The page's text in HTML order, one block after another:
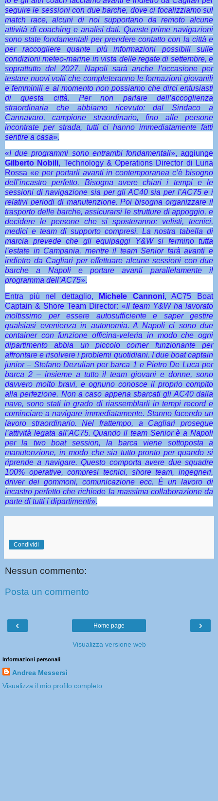
seguire le sessioni con due barche, dove ci focalizziamo sul
match race, alcuni di noi supportano da remoto alcune
attività di coaching e analisi dati. Queste prime navigazioni
sono state fondamentali per prendere contatto con la città e
per raccogliere quante più informazioni possibili sulle
condizioni meteo-marine in vista delle regate di settembre, e
soprattutto del 2027. Napoli sarà anche l’occasione per
testare nuovi volti che completeranno le formazioni giovanili
e femminili e al momento non possiamo che dirci entusiasti
di questa città. Per non parlare dell’accoglienza
straordinaria che abbiamo ricevuto: dal Sindaco a
Cannavaro, campione straordinario, fino alle persone
incontrate per strada, tutti ci hanno immediatamente fatti
sentire a casa».
«I due programmi sono entrambi fondamentali», aggiunge
Gilberto Nobili, Technology & Operations Director di Luna
Rossa «e per portarli avanti in contemporanea c’è bisogno
dell’incastro perfetto. Bisogna avere chiari i tempi e le
sessioni di navigazione sia per gli AC40 sia per l’AC75 e i
relativi periodi di manutenzione. Poi bisogna organizzare il
trasporto delle barche, assicurarsi le strutture di appoggio, e
decidere le persone che si sposteranno: velisti, tecnici,
medici e team di supporto compresi. La nostra tabella di
marcia prevede che gli equipaggi Y&W si fermino tutta
l’estate in Campania, mentre il team Senior farà avanti e
indietro da Cagliari per effettuare alcune sessioni con due
barche a Napoli e portare avanti parallelamente il
programma dell’AC75».
Entra più nel dettaglio,
Michele Cannoni, AC75 Boat
Captain & Shore Team Director: «Il team Y&W ha lavorato
moltissimo per essere autosufficiente e saper gestire
qualsiasi evenienza in autonomia. A Napoli ci sono due
container con funzione officina-veleria in modo che ogni
dipartimento abbia un piccolo corner funzionante per
affrontare e risolvere i problemi quotidiani. I due boat captain
junior – Stefano Dezulian per barca 1 e Pietro De Luca per
barca 2 – insieme a tutto il team giovani e donne, sono
davvero molto bravi, e ognuno conosce il proprio compito
alla perfezione. Non a caso appena sbarcati gli AC40 dalla
nave, sono stati in grado di riassemblarli in tempi record e
cominciare a navigare immediatamente. Stanno facendo un
lavoro straordinario. Nel frattempo, a Cagliari prosegue
l’attività legata all’AC75. Quando il team Senior è a Napoli
per la two boat session, la barca viene sottoposta a
manutenzione, in modo che sia tutto pronto per quando si
riprende a navigare. Questo comporta avere due squadre
100% operative, compresi tecnici, shore team, ingegneri,
driver dei gommoni, comunicazione ecc. È un lavoro di
incastro perfetto che richiede la massima collaborazione da
parte di tutti i dipartimenti».
Condividi
Nessun commento:
Posta un commento
‹ ›
Home page
Visualizza versione web
Informazioni personali
Andrea Messersì
Visualizza il mio profilo completo